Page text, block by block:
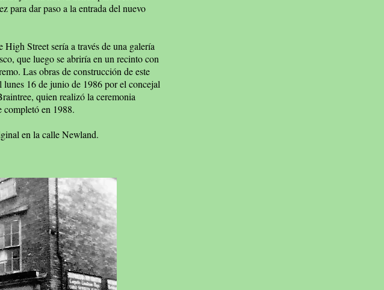
para dar paso a la entrada del nuevo
Street sería a través de una galería
que luego se abriría en un recinto con
Las obras de construcción de este
16 de junio de 1986 por el concejal
quien realizó la ceremonia
completó en 1988.
en la calle Newland.